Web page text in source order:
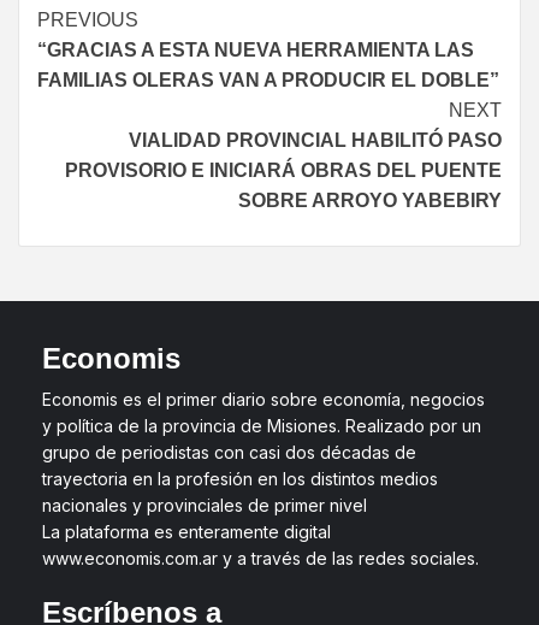
PREVIOUS
“GRACIAS A ESTA NUEVA HERRAMIENTA LAS
FAMILIAS OLERAS VAN A PRODUCIR EL DOBLE”
NEXT
VIALIDAD PROVINCIAL HABILITÓ PASO
PROVISORIO E INICIARÁ OBRAS DEL PUENTE
SOBRE ARROYO YABEBIRY
Economis
Economis es el primer diario sobre economía, negocios
y política de la provincia de Misiones. Realizado por un
grupo de periodistas con casi dos décadas de
trayectoria en la profesión en los distintos medios
nacionales y provinciales de primer nivel
La plataforma es enteramente digital
www.economis.com.ar y a través de las redes sociales.
Escríbenos a